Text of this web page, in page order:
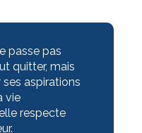
passe pas
quitter, mais
ses aspirations
vie
respecte